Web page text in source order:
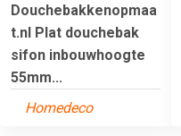
Douchebakkenopmaa
t.nl Plat douchebak
sifon inbouwhoogte
55mm...
Homedeco